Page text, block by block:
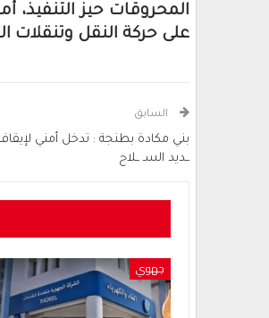
المحروقات حيز
على حركة النقل وتنقلات
السابق
بني مكادة بطنجة : تدخل أمني لإيقاف
ــديد السـ ــلاح
جهوي